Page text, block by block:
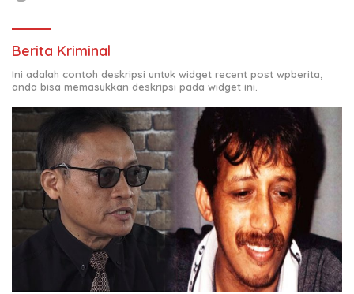
Berita Kriminal
Ini adalah contoh deskripsi untuk widget recent post wpberita,
anda bisa memasukkan deskripsi pada widget ini.